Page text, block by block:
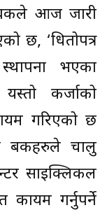
बैंकले आज जारी
छ, ‘धितोपत्र
भएका
कर्जाको
गरिएको छ
बैंकहरुले चालु
साइक्लिकल
गर्नुपर्ने